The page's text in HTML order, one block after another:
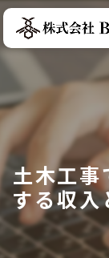
土木工
する収